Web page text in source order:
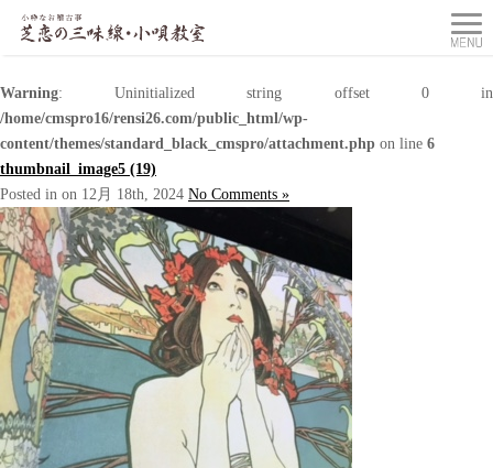
Warning: Uninitialized string offset 0 in
/home/cmspro16/rensi26.com/public_html/wp-
content/themes/standard_black_cmspro/attachment.php on line 6
thumbnail_image5 (19)
Posted in on 12月 18th, 2024 No Comments »